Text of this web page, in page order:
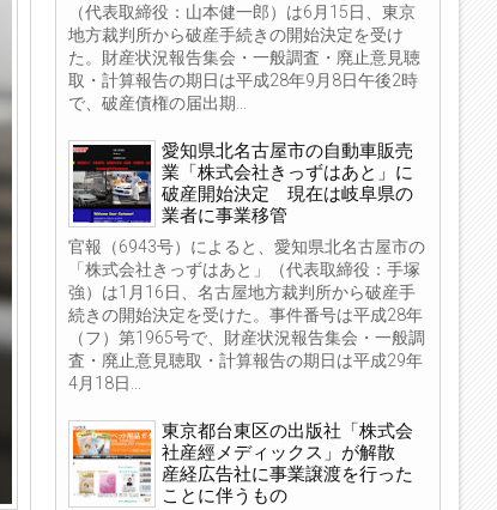
（代表取締役：山本健一郎）は6月15日、東京
地方裁判所から破産手続きの開始決定を受け
た。財産状況報告集会・一般調査・廃止意見聴
取・計算報告の期日は平成28年9月8日午後2時
で、破産債権の届出期...
愛知県北名古屋市の自動車販売
業「株式会社きっずはあと」に
破産開始決定 現在は岐阜県の
業者に事業移管
官報（6943号）によると、愛知県北名古屋市の
「株式会社きっずはあと」（代表取締役：手塚
強）は1月16日、名古屋地方裁判所から破産手
続きの開始決定を受けた。事件番号は平成28年
（フ）第1965号で、財産状況報告集会・一般調
査・廃止意見聴取・計算報告の期日は平成29年
4月18日...
東京都台東区の出版社「株式会
社産經メディックス」が解散
産経広告社に事業譲渡を行った
ことに伴うもの